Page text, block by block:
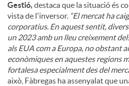
Gestió, destaca que la situació és
vista de l'inversor. “El mercat ha
corporatius. En aquest sentit,
un 2023 amb un lleu creixement
als EUA com a Europa, no obstant
econòmiques en aquestes regions
fortalesa especialment des del
això, Fàbregas ha assenyalat que